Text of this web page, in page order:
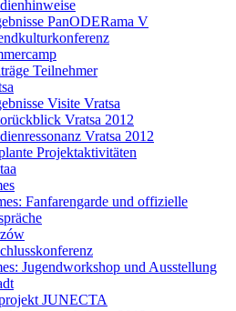
PanODERama V
Teilnehmer
Visite Vratsa
Vratsa 2012
Vratsa 2012
Projektaktivitäten
Fanfarengarde und offizielle
Jugendworkshop und Ausstellung
JUNECTA